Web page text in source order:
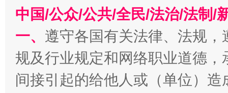
中国/公众/公共/全民/法治/法制/
一、 遵守各国有关法律、法规
规及行业规定和网络职业道德
间接引起的给他人或（单位）